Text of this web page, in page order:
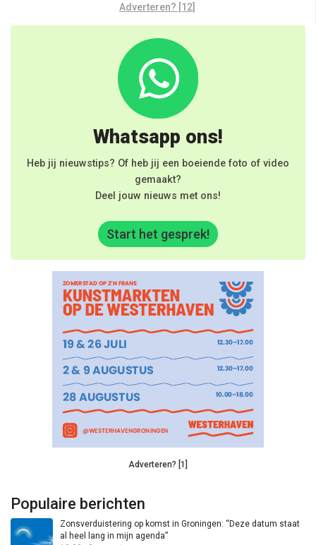
Adverteren? [12]
Whatsapp ons!
Heb jij nieuwstips? Of heb jij een boeiende foto of video
gemaakt?
Deel jouw nieuws met ons!
Start het gesprek!
Adverteren? [1]
Populaire berichten
Zonsverduistering op komst in Groningen: “Deze datum staat
al heel lang in mijn agenda”